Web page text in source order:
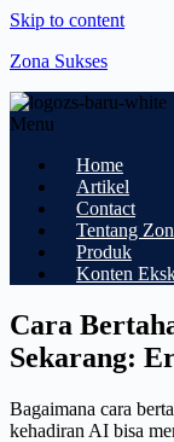
Skip to content
Zona Sukses
Menu
Home
Artikel
Contact
Tentang
Produk
Konten
Cara
Sekarang:
Bagaimana cara
kehadiran AI bisa